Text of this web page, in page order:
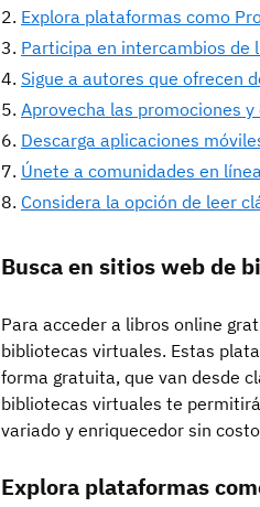
Explora plataformas como
Participa en intercambios de
Sigue a autores que ofrecen
Aprovecha las promociones
Descarga aplicaciones
Únete a comunidades en
Considera la opción de leer
Busca en sitios web de
Para acceder a libros online
bibliotecas virtuales. Estas
forma gratuita, que van desde
bibliotecas virtuales te
variado y enriquecedor sin
Explora plataformas